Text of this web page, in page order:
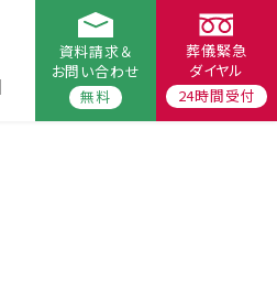
資料請求＆
お問い合わせ
無料
葬儀緊急
ダイヤル
24時間受付